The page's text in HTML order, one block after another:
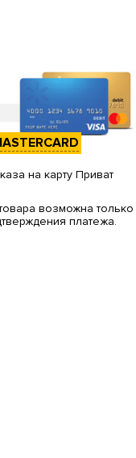
на карту Приват
возможна только
платежа.